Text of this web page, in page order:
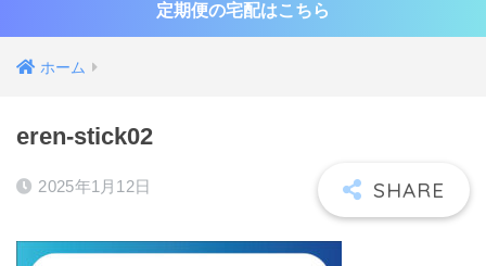
定期便の宅配はこちら
ホーム
eren-stick02
2025年1月12日